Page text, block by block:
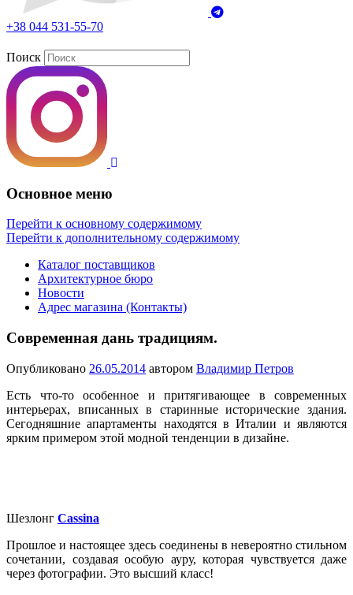
+38 044 531-55-70
Поиск
Основное меню
Перейти к основному содержимому
Перейти к дополнительному содержимому
Каталог поставщиков
Архитектурное бюро
Новости
Адрес магазина (Контакты)
Современная дань традициям.
Опубликовано 26.05.2014 автором Владимир Петров
Есть что-то особенное и притягивающее в современных
интерьерах, вписанных в старинные исторические здания.
Сегодняшние апартаменты находятся в Италии и являются
ярким примером этой модной тенденции в дизайне.
Шезлонг Cassina
Прошлое и настоящее здесь соединены в невероятно стильном
сочетании, создавая особую ауру, которая чувствуется даже
через фотографии. Это высший класс!